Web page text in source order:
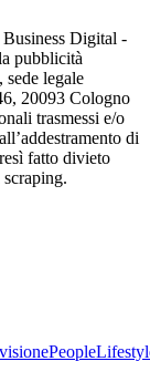
Digital -
pubblicità
legale
20093 Cologno
trasmessi e/o
di
fatto divieto
People